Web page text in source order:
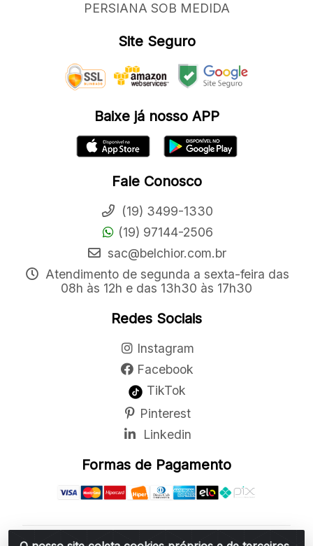
PERSIANA SOB MEDIDA
Site Seguro
Baixe já nosso APP
Fale Conosco
(19) 3499-1330
(19) 97144-2506
sac@belchior.com.br
Atendimento de segunda a sexta-feira das
08h às 12h e das 13h30 às 17h30
Redes Sociais
Instagram
Facebook
TikTok
Pinterest
Linkedin
Formas de Pagamento